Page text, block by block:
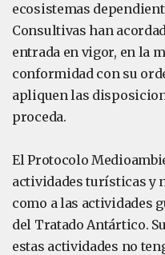
ecosistemas
Consultivas han
entrada en vigor, en la
conformidad con su
apliquen las
proceda.
El Protocolo
actividades turísticas y
como a las actividades
del Tratado Antártico.
estas actividades no